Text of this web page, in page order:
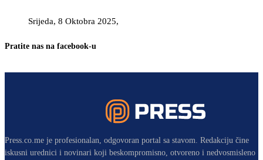
Srijeda, 8 Oktobra 2025,
Pratite nas na facebook-u
Press.co.me je profesionalan, odgovoran portal sa stavom. Redakciju čine
iskusni urednici i novinari koji beskompromisno, otvoreno i nedvosmisleno